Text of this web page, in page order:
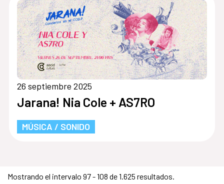
26 septiembre 2025
Jarana! Nia Cole + AS7RO
MÚSICA / SONIDO
Mostrando el intervalo 97 - 108 de 1.625 resultados.